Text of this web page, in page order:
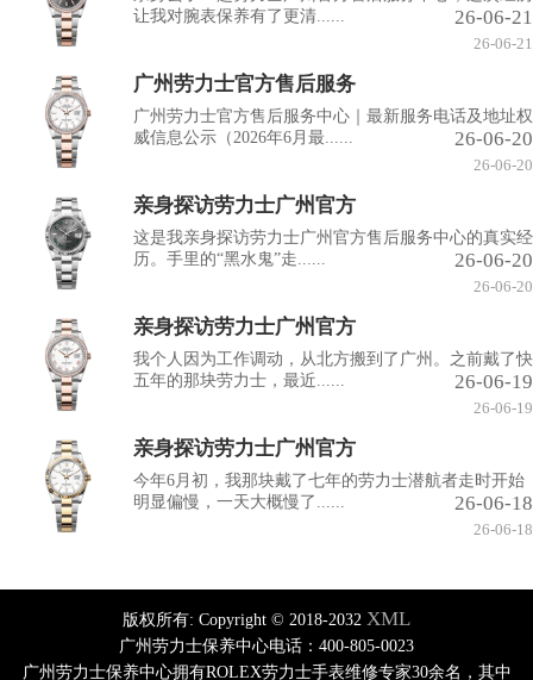
让我对腕表保养有了更清......
26-06-21
26-06-21
广州劳力士官方售后服务
广州劳力士官方售后服务中心｜最新服务电话及地址权
威信息公示（2026年6月最......
26-06-20
26-06-20
亲身探访劳力士广州官方
这是我亲身探访劳力士广州官方售后服务中心的真实经
历。手里的“黑水鬼”走......
26-06-20
26-06-20
亲身探访劳力士广州官方
我个人因为工作调动，从北方搬到了广州。之前戴了快
五年的那块劳力士，最近......
26-06-19
26-06-19
亲身探访劳力士广州官方
今年6月初，我那块戴了七年的劳力士潜航者走时开始
明显偏慢，一天大概慢了......
26-06-18
26-06-18
版权所有: Copyright © 2018-2032 XML
广州劳力士保养中心电话：400-805-0023
广州劳力士保养中心拥有ROLEX劳力士手表维修专家30余名，其中